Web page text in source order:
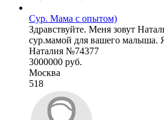
Сур. Мама с опытом)
Здравствуйте. Меня зовут
сур.мамой для вашего малыша.
Наталия №74377
3000000 руб.
Москва
518